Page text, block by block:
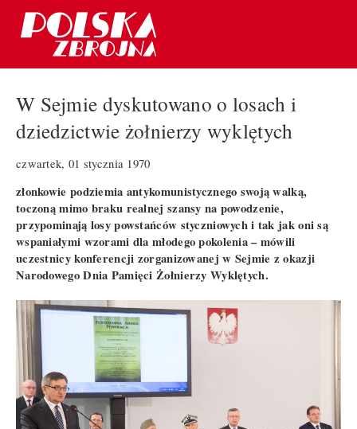
W Sejmie dyskutowano o losach i
dziedzictwie żołnierzy wyklętych
czwartek, 01 stycznia 1970
złonkowie podziemia antykomunistycznego swoją walką,
toczoną mimo braku realnej szansy na powodzenie,
przypominają losy powstańców styczniowych i tak jak oni są
wspaniałymi wzorami dla młodego pokolenia – mówili
uczestnicy konferencji zorganizowanej w Sejmie z okazji
Narodowego Dnia Pamięci Żołnierzy Wyklętych.